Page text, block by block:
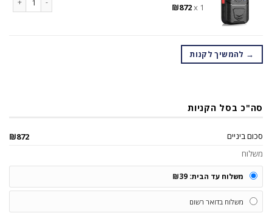
1 x
₪872
→ להמשיך לקנות
סה"כ בסל הקניות
סכום ביניים ₪872
משלוח
משלוח עד הבית: ₪39
משלוח בדואר רשום